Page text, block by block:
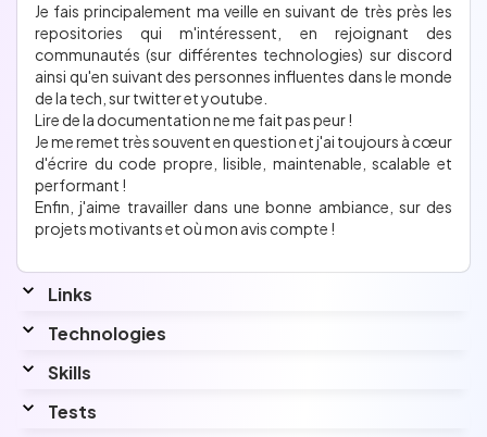
Je fais principalement ma veille en suivant de très près les
repositories qui m'intéressent, en rejoignant des
communautés (sur différentes technologies) sur discord
ainsi qu'en suivant des personnes influentes dans le monde
de la tech, sur twitter et youtube.
Lire de la documentation ne me fait pas peur !
Je me remet très souvent en question et j'ai toujours à cœur
d'écrire du code propre, lisible, maintenable, scalable et
performant !
Enfin, j'aime travailler dans une bonne ambiance, sur des
projets motivants et où mon avis compte !
Links
No information has been entered for this section.
Technologies
Skills
Principalement Angular, RxJS, Typescript (+javascript), CSS
Tests